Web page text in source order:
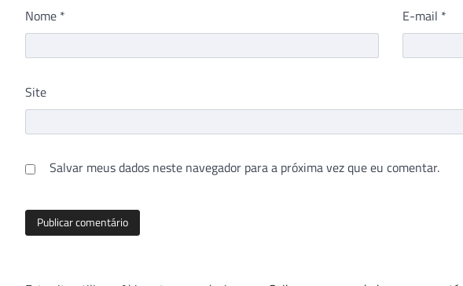
Nome * E-mail *
Site
Salvar meus dados neste navegador para a próxima vez que eu comentar.